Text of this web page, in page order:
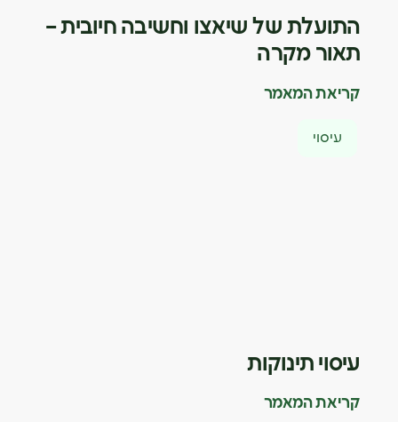
התועלת של שיאצו וחשיבה חיובית –
תאור מקרה
קריאת המאמר
עיסוי
עיסוי תינוקות
קריאת המאמר